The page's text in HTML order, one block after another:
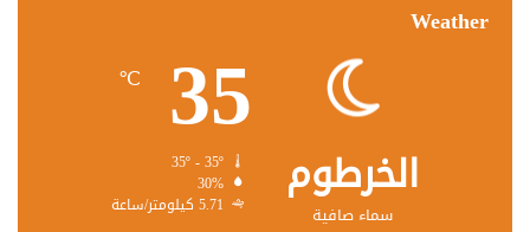
Weather
الخرطوم
سماء صافية
35
℃
30%
5.71 كيلومتر/ساعة